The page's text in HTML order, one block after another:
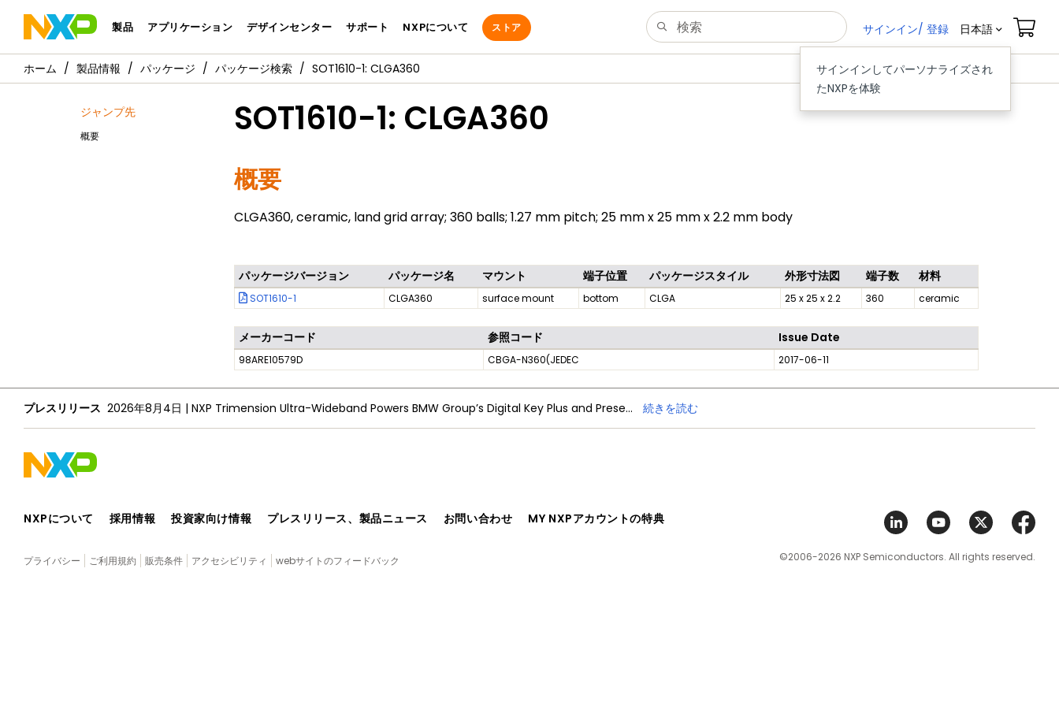
製品 アプリケーション デザインセンター サポート NXPについて ストア サインイン/ 登録
サインインしてパーソナライズされ
たNXPを体験
日本語
製品情報 パッケージ パッケージ検索 SOT1610-1: CLGA360
ジャンプ先
概要 SOT1610-1: CLGA360
概要
CLGA360, ceramic, land grid array; 360 balls; 1.27 mm pitch; 25 mm x 25 mm x 2.2 mm body
パッケージバージョン パッケージ名 マウント 端子位置 パッケージスタイル 外形寸法図 端子数 材料
SOT1610-1 CLGA360 surface mount bottom CLGA 25 x 25 x 2.2 360 ceramic
メーカーコード 参照コード Issue Date
98ARE10579D CBGA-N360(JEDEC 2017-06-11
プレスリリース 2026年8月4日 | NXP Trimension Ultra-Wideband Powers BMW Group’s Digital Key Plus and Presence Detection 続きを読む
NXPについて 採用情報 投資家向け情報 プレスリリース、製品ニュース お問い合わせ MY NXPアカウントの特典
プライバシー ご利用規約 販売条件 アクセシビリティ webサイトのフィードバック ©2006-2026 NXP Semiconductors. All rights reserved.